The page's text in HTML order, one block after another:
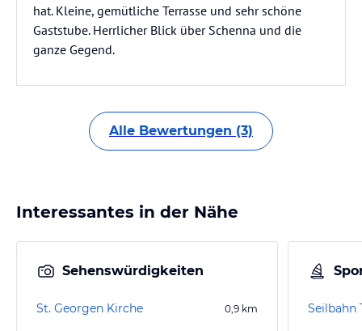
hat. Kleine, gemütliche Terrasse und sehr schöne
Gaststube. Herrlicher Blick über Schenna und die
ganze Gegend.
Alle Bewertungen (3)
Interessantes in der Nähe
Sehenswürdigkeiten
St. Georgen Kirche 0,9 km Seilbahn